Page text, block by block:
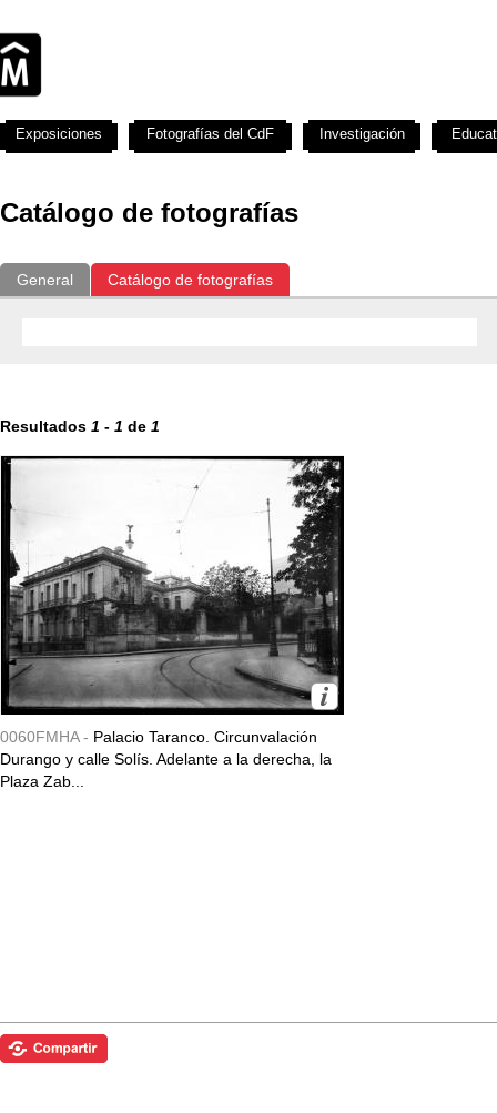
Catálogo de fotografías
General Catálogo de fotografías
Resultados 1 - 1 de 1
0060FMHA - Palacio Taranco. Circunvalación
Durango y calle Solís. Adelante a la derecha, la
Plaza Zab...
Exposiciones Fotografías del CdF Investigación